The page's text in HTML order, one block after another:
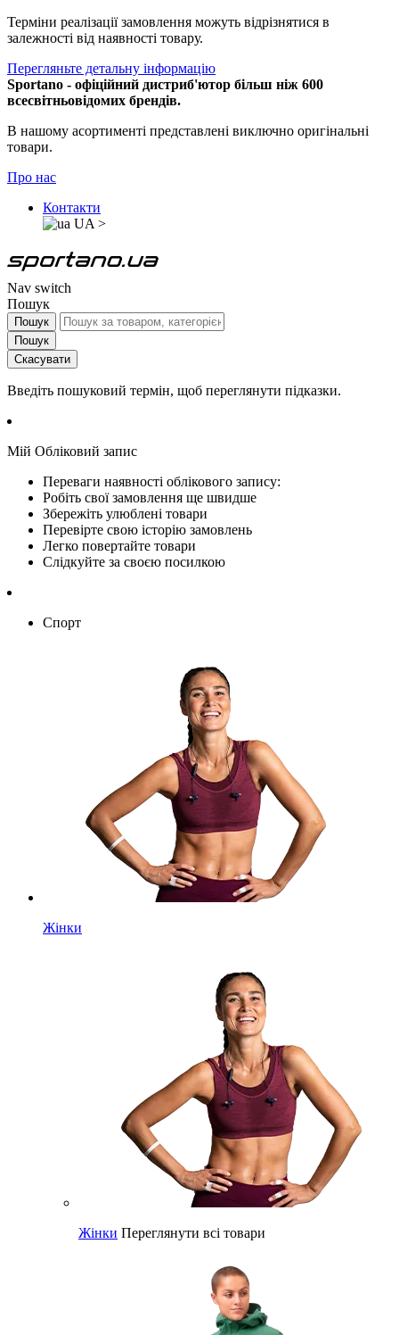
Терміни реалізації замовлення можуть відрізнятися в
залежності від наявності товару.
Перегляньте детальну інформацію
Sportano - офіційний дистриб'ютор більш ніж 600
всесвітньовідомих брендів.
В нашому асортименті представлені виключно оригінальні
товари.
Про нас
Контакти
UA >
Nav switch
Пошук
Пошук
Пошук
Скасувати
Введіть пошуковий термін, щоб переглянути підказки.
Мій Обліковий запис
Переваги наявності облікового запису:
Робіть свої замовлення ще швидше
Збережіть улюблені товари
Перевірте свою історію замовлень
Легко повертайте товари
Слідкуйте за своєю посилкою
Спорт
Жінки
Жінки Переглянути всі товари